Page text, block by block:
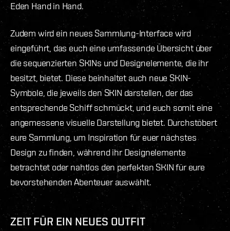
Eden Hand in Hand.
Zudem wird ein neues Sammlung-Interface wird
eingeführt, das euch eine umfassende Übersicht über
die sequenzierten SKINs und Designelemente, die ihr
besitzt, bietet. Diese beinhaltet auch neue SKIN-
Symbole, die jeweils den SKIN darstellen, der das
entsprechende Schiff schmückt, und euch somit eine
angemessene visuelle Darstellung bietet. Durchstöbert
eure Sammlung, um Inspiration für euer nächstes
Design zu finden, während ihr Designelemente
betrachtet oder nahtlos den perfekten SKIN für eure
bevorstehenden Abenteuer auswählt.
ZEIT FÜR EIN NEUES OUTFIT